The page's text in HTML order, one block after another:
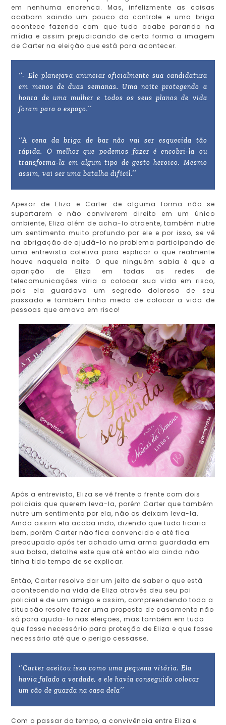
em nenhuma encrenca. Mas, infelizmente as coisas
acabam saindo um pouco do controle e uma briga
acontece fazendo com que tudo acabe parando na
mídia e assim prejudicando de certa forma a imagem
de Carter na eleição que está para acontecer.
‘’- Ele planejava anunciar oficialmente sua candidatura
em menos de duas semanas. Uma noite protegendo a
honra de uma mulher e todos os seus planos de vida
foram para o espaço.’’
‘’A cena da briga de bar não vai ser esquecida tão
rápida. O melhor que podemos fazer é encobri-la ou
transforma-la em algum tipo de gesto heroico. Mesmo
assim, vai ser uma batalha difícil.’’
Apesar de Eliza e Carter de alguma forma não se
suportarem e não conviverem direito em um único
ambiente, Eliza além de acha-lo atraente, também nutre
um sentimento muito profundo por ele e por isso, se vê
na obrigação de ajudá-lo no problema participando de
uma entrevista coletiva para explicar o que realmente
houve naquela noite. O que ninguém sabia é que a
aparição de Eliza em todas as redes de
telecomunicações viria a colocar sua vida em risco,
pois ela guardava um segredo doloroso de seu
passado e também tinha medo de colocar a vida de
pessoas que amava em risco!
Após a entrevista, Eliza se vê frente a frente com dois
policiais que querem leva-la, porém Carter que também
nutre um sentimento por ela, não os deixam leva-la.
Ainda assim ela acaba indo, dizendo que tudo ficaria
bem, porém Carter não fica convencido e até fica
preocupado após ter achado uma arma guardada em
sua bolsa, detalhe este que até então ela ainda não
tinha tido tempo de se explicar.
Então, Carter resolve dar um jeito de saber o que está
acontecendo na vida de Eliza através deu seu pai
policial e de um amigo e assim, compreendendo toda a
situação resolve fazer uma proposta de casamento não
só para ajuda-lo nas eleições, mas também em tudo
que fosse necessário para proteção de Eliza e que fosse
necessário até que o perigo cessasse.
‘’Carter aceitou isso como uma pequena vitória. Ela
havia falado a verdade, e ele havia conseguido colocar
um cão de guarda na casa dela’’
Com o passar do tempo, a convivência entre Eliza e